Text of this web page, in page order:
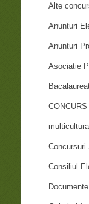
Alte
Anunturi
Anunturi
Asociatie
Concursuri
Consiliul
Documente